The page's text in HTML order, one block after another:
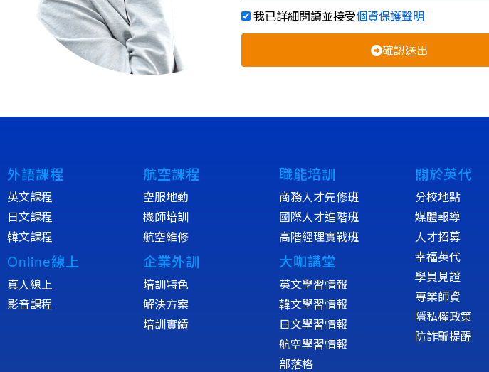
我已詳細閱讀並接受個資保護聲明
確認送出
外語課程
英文課程
日文課程
韓文課程
Online線上
真人線上
影音課程
航空課程
空服地勤
機師培訓
航空維修
企業外訓
培訓特色
解決方案
培訓實績
職能培訓
商務人才先修班
國際人才進階班
高階經理實戰班
大咖講堂
英文學習情報
韓文學習情報
日文學習情報
航空學習情報
部落格
關於英代
分校地點
媒體報導
人才招募
幸福英代
學員見證
專業師資
隱私權政策
防詐騙提醒